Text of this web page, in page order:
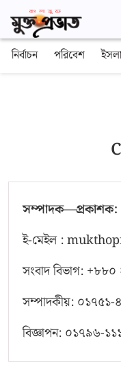
নির্বাচন পরিবেশ
সম্পাদক—প্রকাশক:
ই-মেইল :
সংবাদ বিভাগ:
সম্পাদকীয়:
বিজ্ঞাপন: ০১৭৯৬-